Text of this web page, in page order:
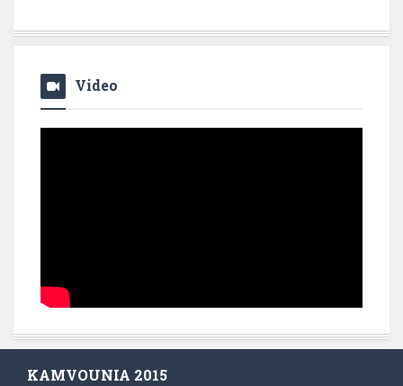
Video
KAMVOUNIA 2015